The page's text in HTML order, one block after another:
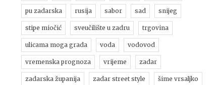
pu zadarska rusija sabor sad snijeg
stipe miočić sveučilište u zadru trgovina
ulicama moga grada voda vodovod
vremenska prognoza vrijeme zadar
zadarska županija zadar street style šime vrsaljko